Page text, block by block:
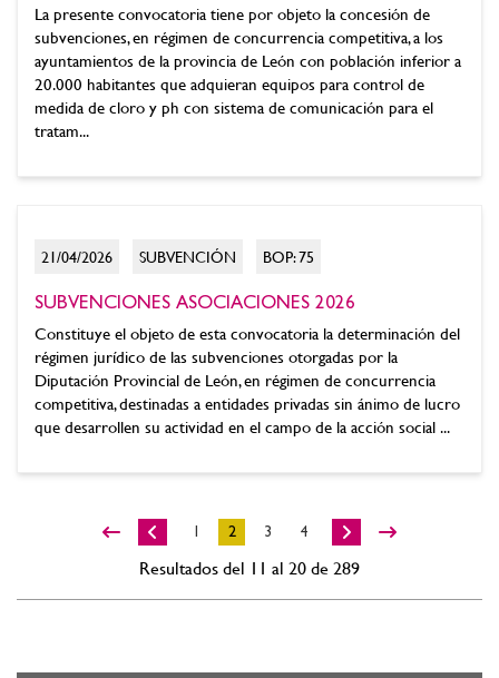
La presente convocatoria tiene por objeto la concesión de
subvenciones, en régimen de concurrencia competitiva, a los
ayuntamientos de la provincia de León con población inferior a
20.000 habitantes que adquieran equipos para control de
medida de cloro y ph con sistema de comunicación para el
tratam...
21/04/2026 SUBVENCIÓN BOP: 75
SUBVENCIONES ASOCIACIONES 2026
Constituye el objeto de esta convocatoria la determinación del
régimen jurídico de las subvenciones otorgadas por la
Diputación Provincial de León, en régimen de concurrencia
competitiva, destinadas a entidades privadas sin ánimo de lucro
que desarrollen su actividad en el campo de la acción social ...
Resultados del 11 al 20 de 289
2 3 4